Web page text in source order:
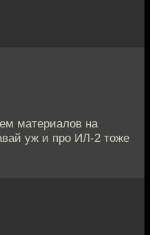
материалов на
уж и про ИЛ-2 тоже